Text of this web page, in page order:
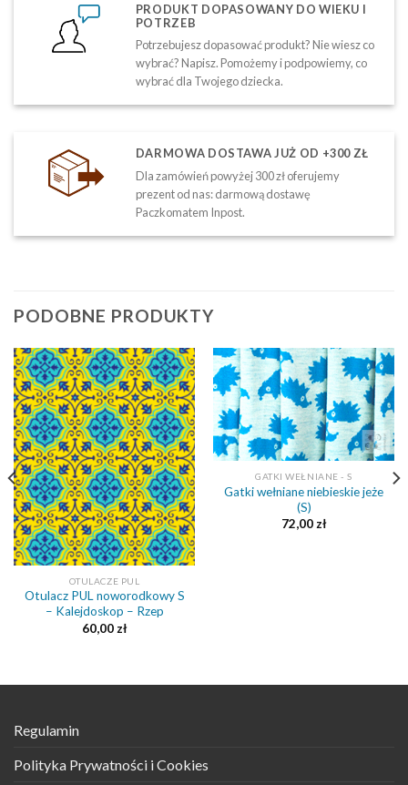
PRODUKT DOPASOWANY DO WIEKU I
POTRZEB
Potrzebujesz dopasować produkt? Nie wiesz co
wybrać? Napisz. Pomożemy i podpowiemy, co
wybrać dla Twojego dziecka.
DARMOWA DOSTAWA JUŻ OD +300 ZŁ
Dla zamówień powyżej 300 zł oferujemy
prezent od nas: darmową dostawę
Paczkomatem Inpost.
PODOBNE PRODUKTY
OTULACZE PUL
Otulacz PUL noworodkowy S
– Kalejdoskop – Rzep
60,00 zł
GATKI WEŁNIANE - S
Gatki wełniane niebieskie jeże
(S)
72,00 zł
Regulamin
Polityka Prywatności i Cookies